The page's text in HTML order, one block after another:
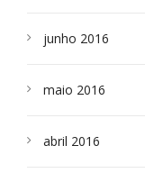
junho 2016
maio 2016
abril 2016